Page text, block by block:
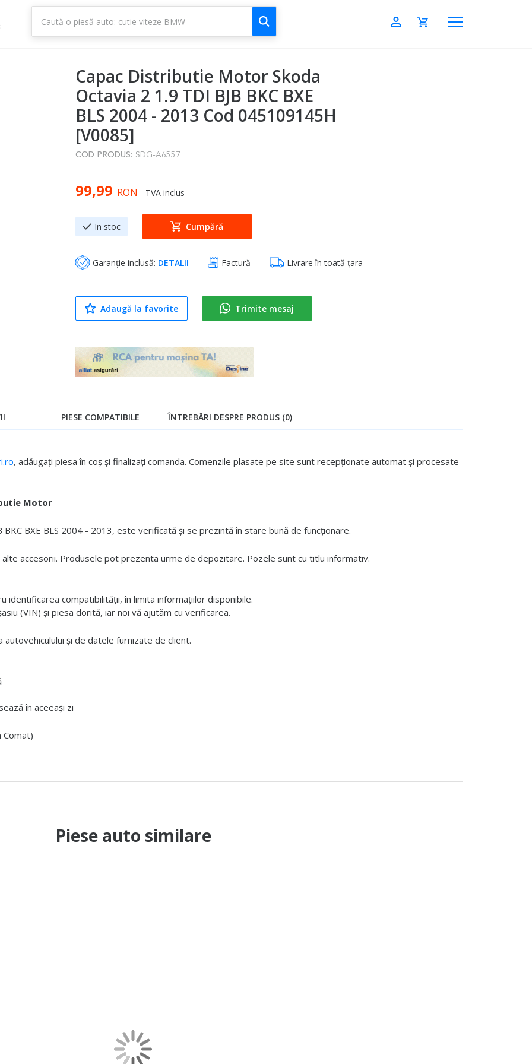
CAUTĂ
Capac Distributie Motor Skoda
Octavia 2 1.9 TDI BJB BKC BXE
BLS 2004 - 2013 Cod 045109145H
[V0085]
COD PRODUS: SDG-A6557
99,99 RON TVA inclus
In stoc Cumpără
Garanție inclusă: DETALII Factură Livrare în toată țara
Adaugă la favorite Trimite mesaj
, adăugați piesa în coș și finalizați comanda. Comenzile plasate pe site sunt recepționate automat și procesate
Motor
BXE BLS 2004 - 2013, este verificată și se prezintă în stare bună de funcționare.
accesorii. Produsele pot prezenta urme de depozitare. Pozele sunt cu titlu informativ.
identificarea compatibilității, în limita informațiilor disponibile.
(VIN) și piesa dorită, iar noi vă ajutăm cu verificarea.
și de datele furnizate de client.
în aceeași zi
Comat)
PIESE COMPATIBILE ÎNTREBĂRI DESPRE PRODUS (0)
Piese auto similare